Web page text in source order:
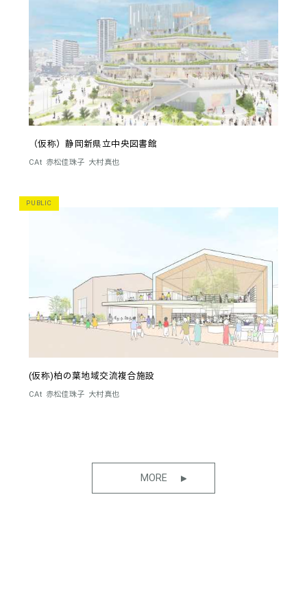
（仮称）静岡新県立中央図書館
CAt 赤松佳珠子 大村真也
PUBLIC
(仮称)柏の葉地域交流複合施設
CAt 赤松佳珠子 大村真也
MORE